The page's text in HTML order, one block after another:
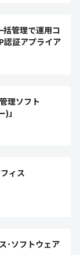
括管理で運用コ
認証アプライア
理ソフト
」
ィス
･ソフトウェア